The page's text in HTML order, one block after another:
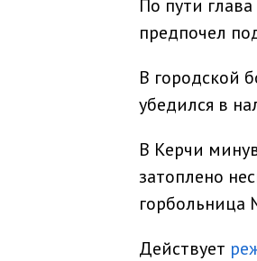
По пути
предпочел
В городской
убедился в
В Керчи
затоплено
горбольница
Действует